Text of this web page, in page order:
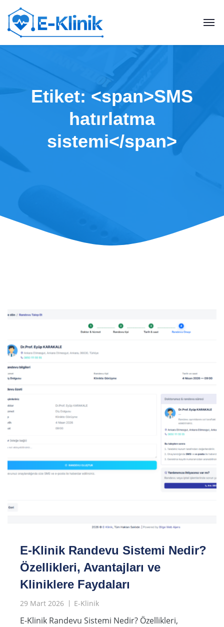
Etiket: <span>SMS
hatırlatma
sistemi</span>
E-Klinik Randevu Sistemi Nedir?
Özellikleri, Avantajları ve
Kliniklere Faydaları
29 Mart 2026 E-Klinik
E-Klinik Randevu Sistemi Nedir? Özellikleri,